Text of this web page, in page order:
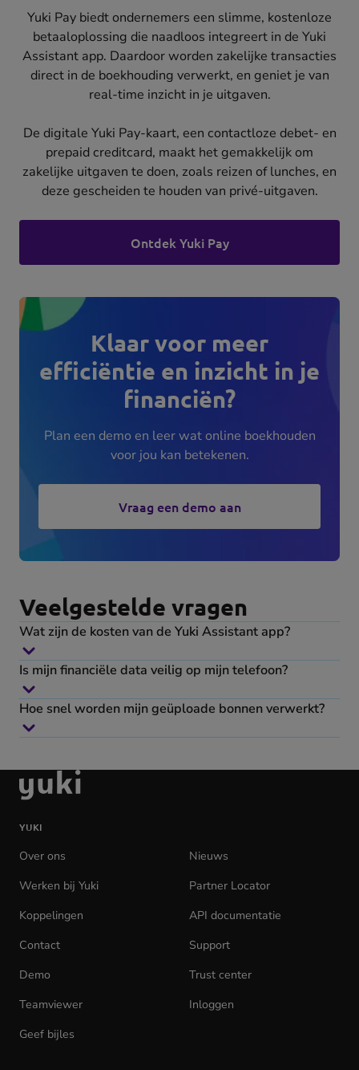
Yuki Pay biedt ondernemers een slimme, kostenloze
betaaloplossing die naadloos integreert in de Yuki
Assistant app. Daardoor worden zakelijke transacties
direct in de boekhouding verwerkt, en geniet je van
real-time inzicht in je uitgaven.
De digitale Yuki Pay-kaart, een contactloze debet- en
prepaid creditcard, maakt het gemakkelijk om
zakelijke uitgaven te doen, zoals reizen of lunches, en
deze gescheiden te houden van privé-uitgaven.
Ontdek Yuki Pay
Klaar voor meer
efficiëntie en inzicht in je
financiën?
Plan een demo en leer wat online boekhouden
voor jou kan betekenen.
Vraag een demo aan
Veelgestelde vragen
Wat zijn de kosten van de Yuki Assistant app?
Is mijn financiële data veilig op mijn telefoon?
Hoe snel worden mijn geüploade bonnen verwerkt?
Ga
naar
homepage
YUKI
Over ons
Nieuws
Werken bij Yuki
Partner Locator
Koppelingen
API documentatie
Contact
Support
Demo
Trust center
Teamviewer
Inloggen
Geef bijles